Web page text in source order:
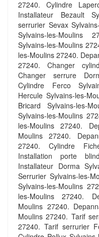
27240. Cylindre
Installateur Bezault
serrurier Sevax
Sylvains-les-Moulins
Sylvains-les-Moulins
les-Moulins 27240.
27240. Changer
Changer serrure
Cylindre Ferco
Hercule Sylvains-les-
Bricard Sylvains-les-
Sylvains-les-Moulins
les-Moulins 27240.
Moulins 27240.
27240. Cylindre
Installation porte
Installateur Dorma
Serrurier Sylvains-les-
Sylvains-les-Moulins
les-Moulins 27240.
Moulins 27240.
Moulins 27240. Tarif
27240. Tarif serrurier